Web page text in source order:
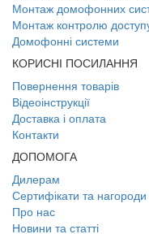
Монтаж домофонних
Монтаж контролю
Домофонні системи
КОРИСНІ ПОСИЛАННЯ
Повернення товарів
Відеоінструкції
Доставка і оплата
Контакти
ДОПОМОГА
Дилерам
Сертифікати та нагороди
Про нас
Новини та статті